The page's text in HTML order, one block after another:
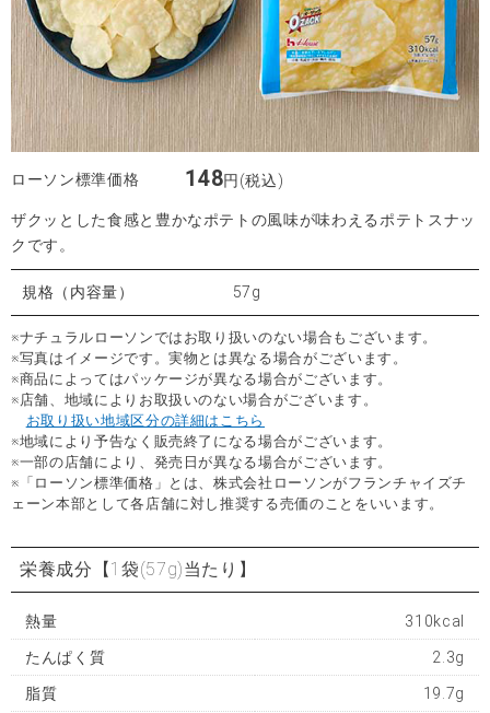
ローソン標準価格 148円(税込)
ザクッとした食感と豊かなポテトの風味が味わえるポテトスナッ
クです。
規格（内容量） 57g
※ナチュラルローソンではお取り扱いのない場合もございます。
※写真はイメージです。実物とは異なる場合がございます。
※商品によってはパッケージが異なる場合がございます。
※店舗、地域によりお取扱いのない場合がございます。
お取り扱い地域区分の詳細はこちら
※地域により予告なく販売終了になる場合がございます。
※一部の店舗により、発売日が異なる場合がございます。
※「ローソン標準価格」とは、株式会社ローソンがフランチャイズチ
ェーン本部として各店舗に対し推奨する売価のことをいいます。
栄養成分 【1袋(57g)当たり】
熱量 310kcal
たんぱく質 2.3g
脂質 19.7g